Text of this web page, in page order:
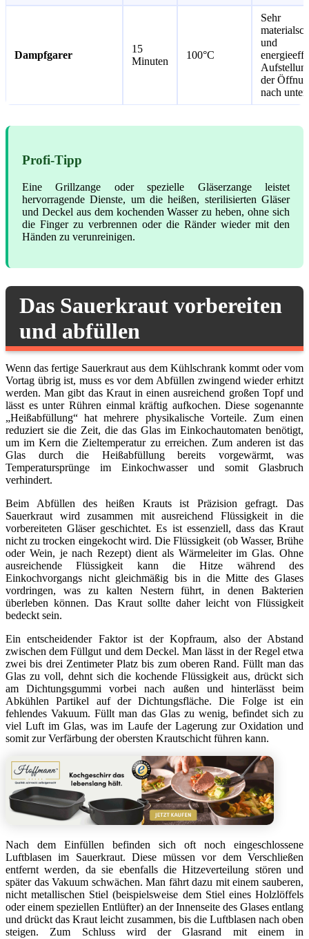
Dampfgarer
15
Minuten
100°C
Sehr
und
der
nach
Profi-Tipp
Eine Grillzange oder spezielle Gläserzange leistet
hervorragende Dienste, um die heißen, sterilisierten Gläser
und Deckel aus dem kochenden Wasser zu heben, ohne sich
die Finger zu verbrennen oder die Ränder wieder mit den
Händen zu verunreinigen.
Das Sauerkraut vorbereiten
und abfüllen
Wenn das fertige Sauerkraut aus dem Kühlschrank kommt oder vom
Vortag übrig ist, muss es vor dem Abfüllen zwingend wieder erhitzt
werden. Man gibt das Kraut in einen ausreichend großen Topf und
lässt es unter Rühren einmal kräftig aufkochen. Diese sogenannte
„Heißabfüllung“ hat mehrere physikalische Vorteile. Zum einen
reduziert sie die Zeit, die das Glas im Einkochautomaten benötigt,
um im Kern die Zieltemperatur zu erreichen. Zum anderen ist das
Glas durch die Heißabfüllung bereits vorgewärmt, was
Temperatursprünge im Einkochwasser und somit Glasbruch
verhindert.
Beim Abfüllen des heißen Krauts ist Präzision gefragt. Das
Sauerkraut wird zusammen mit ausreichend Flüssigkeit in die
vorbereiteten Gläser geschichtet. Es ist essenziell, dass das Kraut
nicht zu trocken eingekocht wird. Die Flüssigkeit (ob Wasser, Brühe
oder Wein, je nach Rezept) dient als Wärmeleiter im Glas. Ohne
ausreichende Flüssigkeit kann die Hitze während des
Einkochvorgangs nicht gleichmäßig bis in die Mitte des Glases
vordringen, was zu kalten Nestern führt, in denen Bakterien
überleben können. Das Kraut sollte daher leicht von Flüssigkeit
bedeckt sein.
Ein entscheidender Faktor ist der Kopfraum, also der Abstand
zwischen dem Füllgut und dem Deckel. Man lässt in der Regel etwa
zwei bis drei Zentimeter Platz bis zum oberen Rand. Füllt man das
Glas zu voll, dehnt sich die kochende Flüssigkeit aus, drückt sich
am Dichtungsgummi vorbei nach außen und hinterlässt beim
Abkühlen Partikel auf der Dichtungsfläche. Die Folge ist ein
fehlendes Vakuum. Füllt man das Glas zu wenig, befindet sich zu
viel Luft im Glas, was im Laufe der Lagerung zur Oxidation und
somit zur Verfärbung der obersten Krautschicht führen kann.
Nach dem Einfüllen befinden sich oft noch eingeschlossene
Luftblasen im Sauerkraut. Diese müssen vor dem Verschließen
entfernt werden, da sie ebenfalls die Hitzeverteilung stören und
später das Vakuum schwächen. Man fährt dazu mit einem sauberen,
nicht metallischen Stiel (beispielsweise dem Stiel eines Holzlöffels
oder einem speziellen Entlüfter) an der Innenseite des Glases entlang
und drückt das Kraut leicht zusammen, bis die Luftblasen nach oben
steigen. Zum Schluss wird der Glasrand mit einem in